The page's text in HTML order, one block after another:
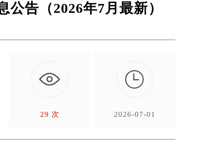
告（2026年7月最新）
29 次

2026-07-01